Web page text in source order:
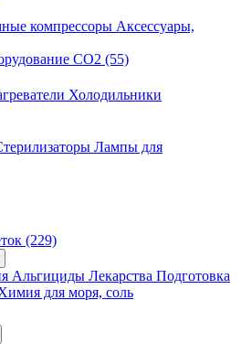
компрессоры Аксессуары,
CO2 (55)
Холодильники
Лампы для
(229)
Альгициды Лекарства Подготовка
для моря, соль